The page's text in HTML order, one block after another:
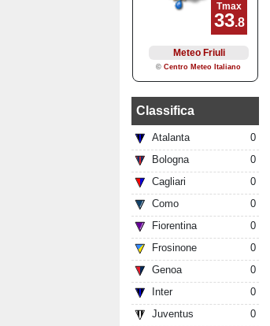
Classifica
Atalanta
0
Bologna
0
Cagliari
0
Como
0
Fiorentina
0
Frosinone
0
Genoa
0
Inter
0
Juventus
0